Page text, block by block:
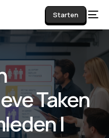
Starten
Taken
|